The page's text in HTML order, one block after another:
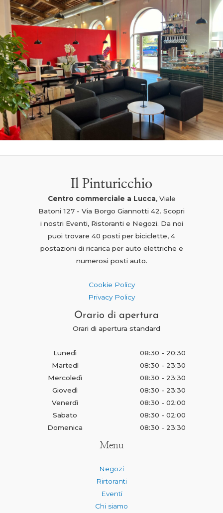
Il Pinturicchio
Centro commerciale a Lucca, Viale
Batoni 127 - Via Borgo Giannotti 42. Scopri
i nostri Eventi, Ristoranti e Negozi. Da noi
puoi trovare 40 posti per biciclette, 4
postazioni di ricarica per auto elettriche e
numerosi posti auto.
Cookie Policy
Privacy Policy
Orario di apertura
Orari di apertura standard
Lunedì
Martedì
Mercoledì
Giovedì
Venerdì
Sabato
Domenica
08:30 - 20:30
08:30 - 23:30
08:30 - 23:30
08:30 - 23:30
08:30 - 02:00
08:30 - 02:00
08:30 - 23:30
Menu
Negozi
Rirtoranti
Eventi
Chi siamo